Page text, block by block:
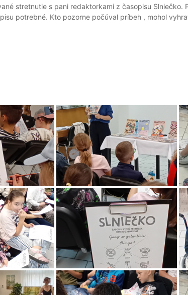
stretnutie s pani redaktorkami z časopisu
potrebné. Kto pozorne počúval príbeh , mohol